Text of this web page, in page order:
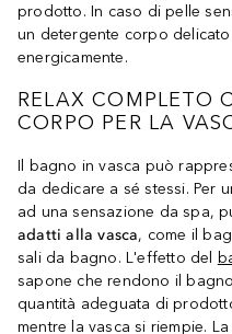
prodotto. In caso di pelle
un detergente corpo
energicamente.
RELAX COMPLETO
CORPO PER LA
Il bagno in vasca può
da dedicare a sé stessi. Per
ad una sensazione da spa,
adatti alla vasca, come il
sali da bagno. L'effetto del
sapone che rendono il
quantità adeguata di
mentre la vasca si riempie.